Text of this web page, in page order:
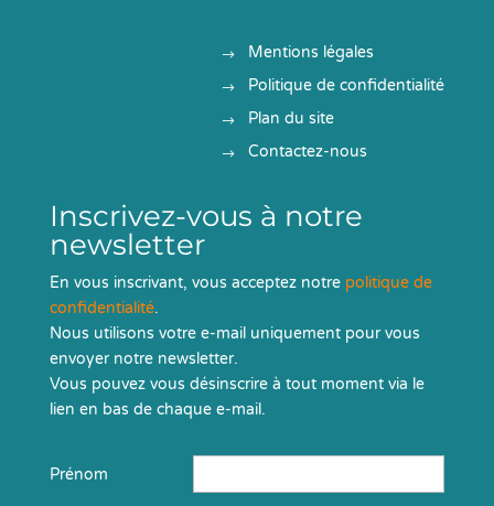
Mentions légales
Politique de confidentialité
Plan du site
Contactez-nous
Inscrivez-vous à notre
newsletter
En vous inscrivant, vous acceptez notre politique de
confidentialité.
Nous utilisons votre e-mail uniquement pour vous
envoyer notre newsletter.
Vous pouvez vous désinscrire à tout moment via le
lien en bas de chaque e-mail.
Prénom